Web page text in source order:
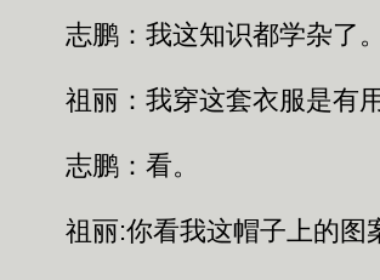
志鹏：我这知识都学杂了。
祖丽：我穿这套衣服是有
志鹏：看。
祖丽:你看我这帽子上的图